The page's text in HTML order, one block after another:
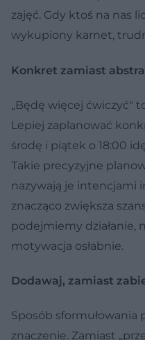
zajęć. Gdy ktoś na nas
wykupiony karnet,
Konkret zamiast
„Będę więcej ćwiczyć"
Lepiej zaplanować
środę i piątek o 18:00
Takie precyzyjne
nazywają je intencjami
znacząco zwiększa
podejmiemy działanie,
motywacja osłabnie.
Dodawaj, zamiast
Sposób
znaczenie. Zamiast